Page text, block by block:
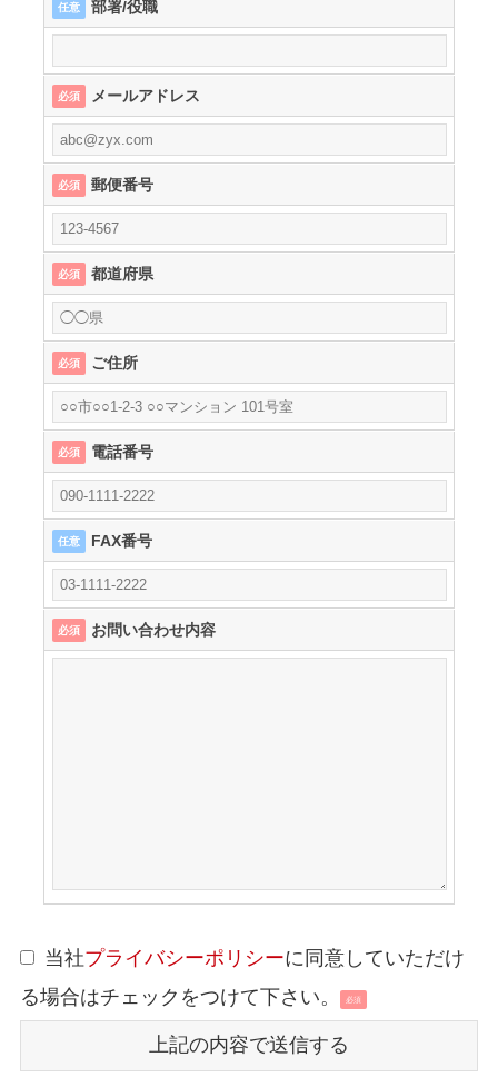
任意 部署/役職
必須 メールアドレス
必須 郵便番号
必須 都道府県
必須 ご住所
必須 電話番号
任意 FAX番号
必須 お問い合わせ内容
当社プライバシーポリシーに同意していただけ
る場合はチェックをつけて下さい。
必須